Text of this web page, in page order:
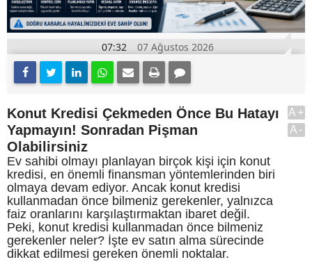
07:32 07 Ağustos 2026
Konut Kredisi Çekmeden Önce Bu Hatayı
Yapmayın! Sonradan Pişman
Olabilirsiniz
Ev sahibi olmayı planlayan birçok kişi için konut
kredisi, en önemli finansman yöntemlerinden biri
olmaya devam ediyor. Ancak konut kredisi
kullanmadan önce bilmeniz gerekenler, yalnızca
faiz oranlarını karşılaştırmaktan ibaret değil.
Peki, konut kredisi kullanmadan önce bilmeniz
gerekenler neler? İşte ev satın alma sürecinde
dikkat edilmesi gereken önemli noktalar.
A+
A-